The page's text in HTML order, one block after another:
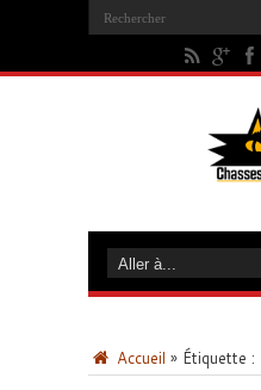
Accueil » Étiquette :